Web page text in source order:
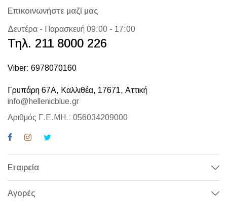
Επικοινωνήστε μαζί μας
Δευτέρα - Παρασκευή 09:00 - 17:00
Τηλ. 211 8000 226
Viber: 6978070160
Γρυπάρη 67Α, Καλλιθέα, 17671, Αττική
info@hellenicblue.gr
Αριθμός Γ.Ε.ΜΗ.: 056034209000
Εταιρεία
Αγορές